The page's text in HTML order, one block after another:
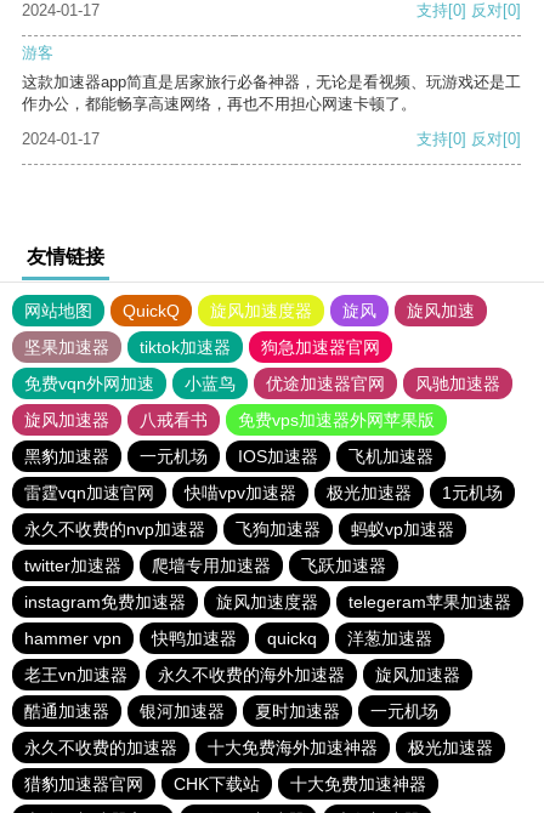
2024-01-17 支持[0] 反对[0]
游客
这款加速器app简直是居家旅行必备神器，无论是看视频、玩游戏还是工
作办公，都能畅享高速网络，再也不用担心网速卡顿了。
2024-01-17
支持[0] 反对[0]
友情链接
网站地图 QuickQ 旋风加速度器 旋风
旋风加速
坚果加速器
tiktok加速器
狗急加速器官网
免费vqn外网加速
小蓝鸟 优途加速器官网
风驰加速器
旋风加速器
八戒看书
免费vps加速器外网苹果版
黑豹加速器
一元机场 IOS加速器
飞机加速器
雷霆vqn加速官网
快喵vpv加速器 极光加速器
1元机场
永久不收费的nvp加速器
飞狗加速器
蚂蚁vp加速器
twitter加速器
爬墙专用加速器
飞跃加速器
instagram免费加速器
旋风加速度器
telegeram苹果加速器
hammer vpn
快鸭加速器 quickq
洋葱加速器
老王vn加速器
永久不收费的海外加速器
旋风加速器
酷通加速器
银河加速器 夏时加速器
一元机场
永久不收费的加速器
十大免费海外加速神器
极光加速器
猎豹加速器官网
CHK下载站
十大免费加速神器